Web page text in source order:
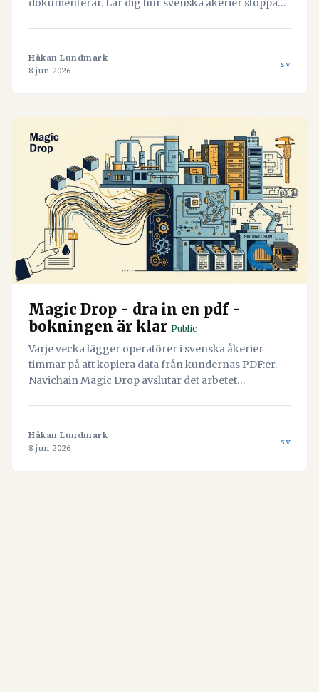
dokumenterar. Lär dig hur svenska åkerier stoppar
Håkan Lundmark
8 jun 2026
sv
Magic Drop - dra in en pdf -
bokningen är klar Public
Varje vecka lägger operatörer i svenska åkerier
timmar på att kopiera data från kundernas PDF:er.
Navichain Magic Drop avslutar det arbetet
Håkan Lundmark
8 jun 2026
sv